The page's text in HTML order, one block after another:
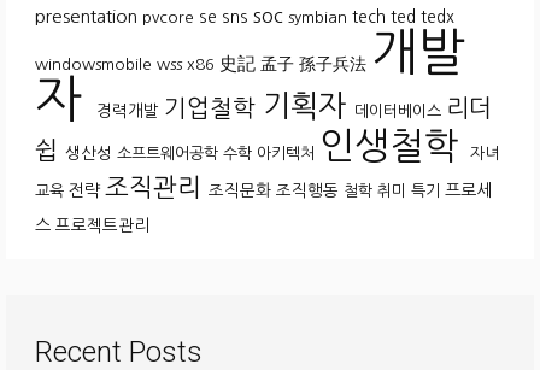
presentation pvcore se sns soc symbian tech ted tedx
windowsmobile wss x86 史記 孟子 孫子兵法 개발
자
경력개발 기업철학 기획자 데이터베이스 리더
쉽 생산성 소프트웨어공학 수학 아키텍처 인생철학 자녀
교육 전략 조직관리 조직문화 조직행동 철학 취미 특기 프로세
스 프로젝트관리
Recent Posts